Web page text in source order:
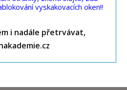
vyskakovacích oken!!
i nadále přetrvávat,